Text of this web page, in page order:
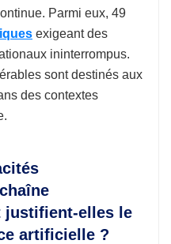
Parmi eux, 49
exigeant des
ininterrompus.
sont destinés aux
des contextes
justifient-elles le
artificielle ?